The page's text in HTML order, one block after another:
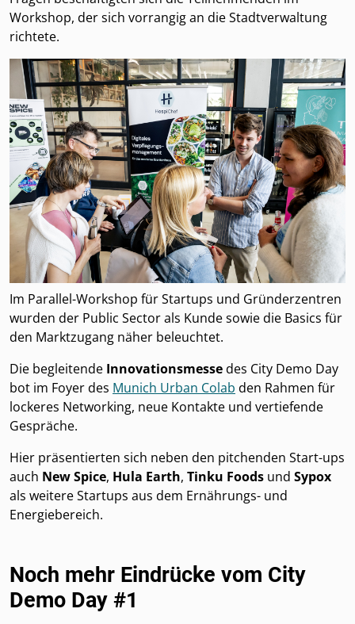
Workshop, der sich vorrangig an die Stadtverwaltung
richtete.
Im Parallel-Workshop für Startups und Gründerzentren
wurden der Public Sector als Kunde sowie die Basics für
den Marktzugang näher beleuchtet.
Die begleitende Innovationsmessedes City Demo Day
bot im Foyer des Munich Urban Colab den Rahmen für
lockeres Networking, neue Kontakte und vertiefende
Gespräche.
Hier präsentierten sich neben den pitchenden Start-ups
auch New Spice, Hula Earth, Tinku Foods und Sypox
als weitere Startups aus dem Ernährungs- und
Energiebereich.
Noch mehr Eindrücke vom City
Demo Day #1